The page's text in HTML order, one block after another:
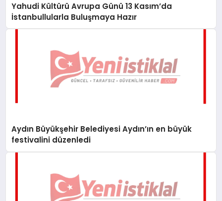
Yahudi Kültürü Avrupa Günü 13 Kasım’da
İstanbullularla Buluşmaya Hazır
Aydın Büyükşehir Belediyesi Aydın’ın en büyük
festivalini düzenledi